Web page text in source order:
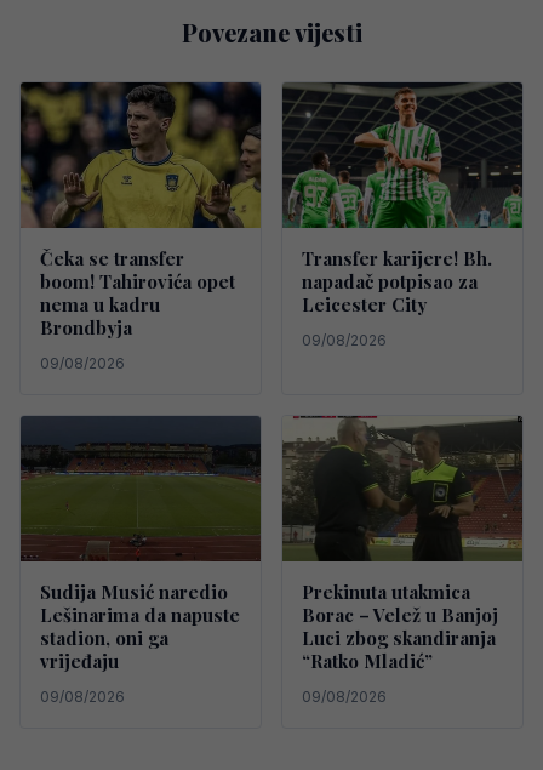
Povezane vijesti
Čeka se transfer
boom! Tahirovića opet
nema u kadru
Brondbyja
09/08/2026
Transfer karijere! Bh.
napadač potpisao za
Leicester City
09/08/2026
Sudija Musić naredio
Lešinarima da napuste
stadion, oni ga
vrijeđaju
09/08/2026
Prekinuta utakmica
Borac – Velež u Banjoj
Luci zbog skandiranja
“Ratko Mladić”
09/08/2026